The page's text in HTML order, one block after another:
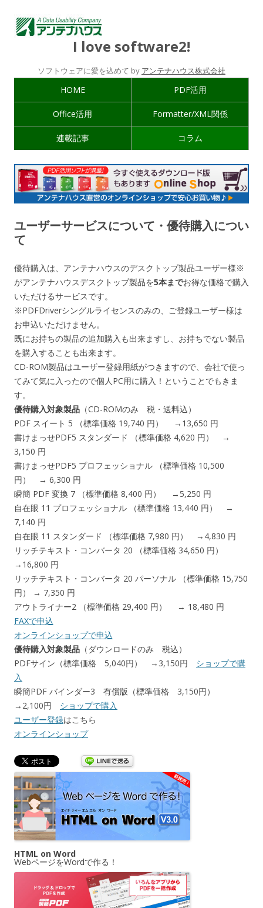
I love software2!
ソフトウェアに愛を込めて by アンテナハウス株式会社
HOME PDF活用
Office活用 Formatter/XML関係
連載記事 コラム
ユーザーサービスについて・優待購入につい
て
優待購入は、アンテナハウスのデスクトップ製品ユーザー様※
がアンテナハウスデスクトップ製品を5本までお得な価格で購入
いただけるサービスです。
※PDFDriverシングルライセンスのみの、ご登録ユーザー様は
お申込いただけません。
既にお持ちの製品の追加購入も出来ますし、お持ちでない製品
を購入することも出来ます。
CD-ROM製品はユーザー登録用紙がつきますので、会社で使っ
てみて気に入ったので個人PC用に購入！ということでもきま
す。
優待購入対象製品 （CD-ROMのみ 税・送料込）
PDF スイート 5 （標準価格 19,740 円） →13,650 円
書けまっせPDF5 スタンダード （標準価格 4,620 円） →
3,150 円
書けまっせPDF5 プロフェッショナル （標準価格 10,500
円） → 6,300 円
瞬簡 PDF 変換 7 （標準価格 8,400 円） →5,250 円
自在眼 11 プロフェッショナル （標準価格 13,440 円） →
7,140 円
自在眼 11 スタンダード （標準価格 7,980 円） →4,830 円
リッチテキスト・コンバータ 20 （標準価格 34,650 円）
→16,800 円
リッチテキスト・コンバータ 20 パーソナル （標準価格 15,750
円） → 7,350 円
アウトライナー2 （標準価格 29,400 円） → 18,480 円
FAXで申込
オンラインショップで申込
優待購入対象製品 （ダウンロードのみ 税込）
PDFサイン（標準価格 5,040円） →3,150円 ショップで購
入
瞬簡PDF バインダー3 有償版（標準価格 3,150円）
→2,100円 ショップで購入
ユーザー登録はこちら
オンラインショップ
HTML on Word
WebページをWordで作る！